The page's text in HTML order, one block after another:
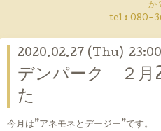
か
tel : 080-
2020.02.27 (Thu) 23:00
デンパーク ２月
た
今月は”アネモネとデージー”です。